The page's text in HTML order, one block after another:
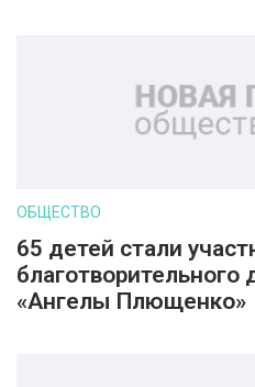
ОБЩЕСТВО
65 детей стали
«Ангелы Плющенко»